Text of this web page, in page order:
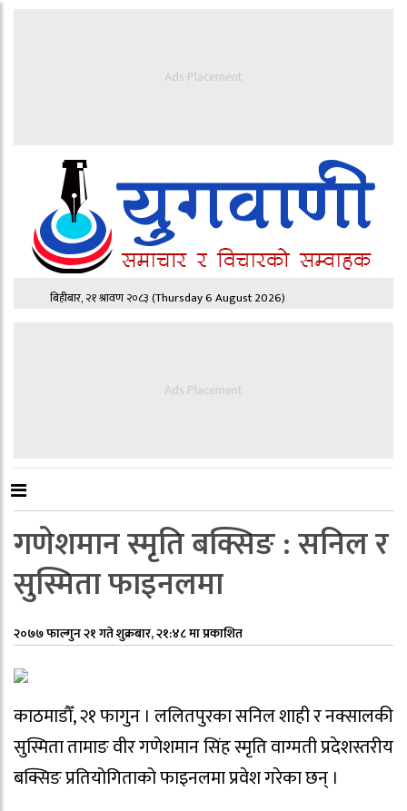
Ads Placement
बिहीबार, २१ श्रावण २०८३(Thursday 6 August 2026)
Ads Placement
गणेशमान स्मृति बक्सिङ : सनिल र
सुस्मिता फाइनलमा
२०७७ फाल्गुन २१ गते शुक्रबार, २१:४८ मा प्रकाशित
काठमाडौँ, २१ फागुन । ललितपुरका सनिल शाही र नक्सालकी
सुस्मिता तामाङ वीर गणेशमान सिंह स्मृति वाग्मती प्रदेशस्तरीय
बक्सिङ प्रतियोगिताको फाइनलमा प्रवेश गरेका छन् ।